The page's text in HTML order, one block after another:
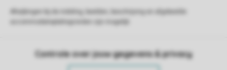
Controle over jouw gegevens & privacy